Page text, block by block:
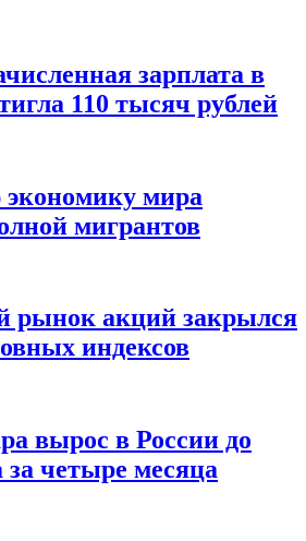
зарплата в
110 тысяч рублей
мира
мигрантов
рынок акций закрылся
индексов
вырос в России до
четыре месяца